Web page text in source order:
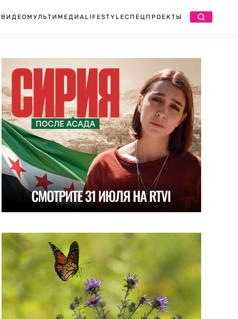
ВИДЕО МУЛЬТИМЕДИА LIFESTYLEСПЕЦПРОЕКТЫ